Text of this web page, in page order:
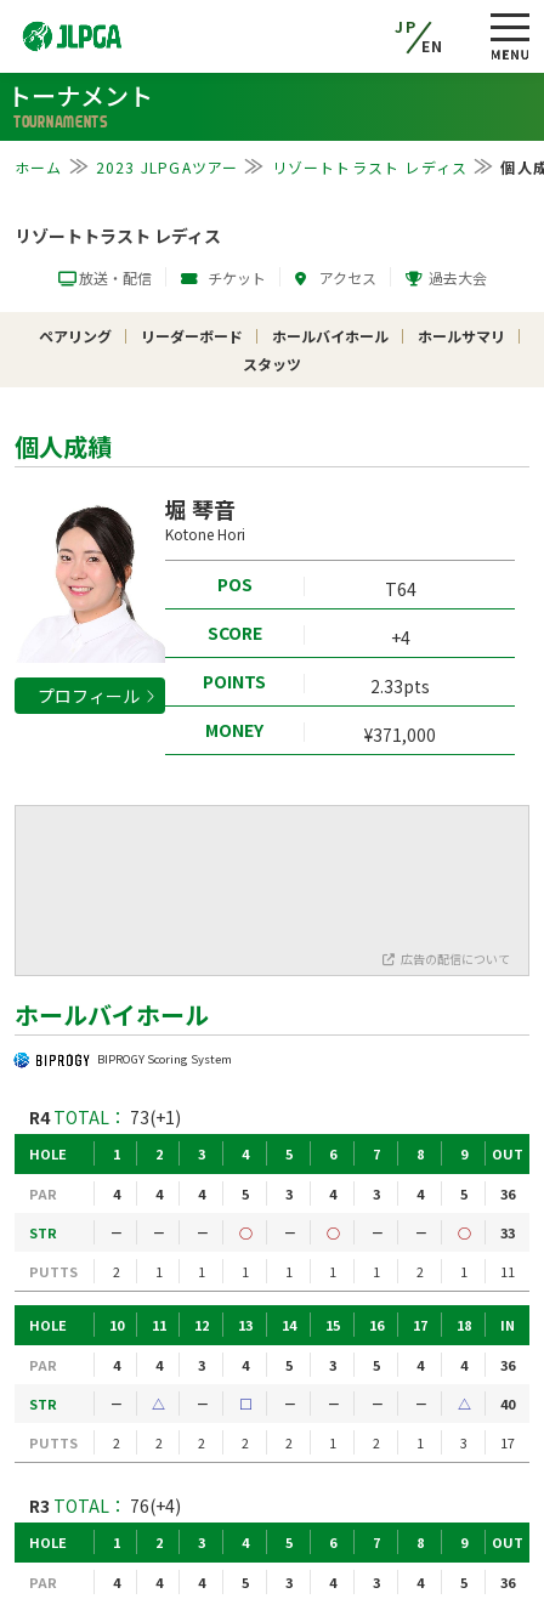
JP
EN
トーナメント
TOURNAMENTS
ホーム 2023 JLPGAツアー リゾートトラスト レディス 個人
リゾートトラスト レディス
放送・配信 チケット アクセス 過去大会
ペアリング リーダーボード ホールバイホール
ホールサマリ
スタッツ
個人成績
プロフィール
堀 琴音
Kotone Hori
POS
T64
SCORE
+4
POINTS
2.33pts
MONEY
¥371,000
広告の配信について
ホールバイホール
BIPROGY Scoring System
R4TOTAL： 73(+1)
HOLE 1 2 3 4 5 6 7 8 9 OUT
PAR 4 4 4 5 3 4 3 4 5
36
STR
－ － － ○ － ○ － － ○
33
PUTTS
2 1 1 1 1 1 1 2 1 11
HOLE 10 11 12 13 14 15 16 17 18 IN
PAR 4 4 3 4 5 3 5 4 4
36
STR
－ △ － □ － － － － △
40
PUTTS
2 2 2 2 2 1 2 1 3 17
R3 TOTAL： 76(+4)
HOLE 1 2 3 4 5 6 7 8 9 OUT
PAR 4 4 4 5 3 4 3 4 5
36